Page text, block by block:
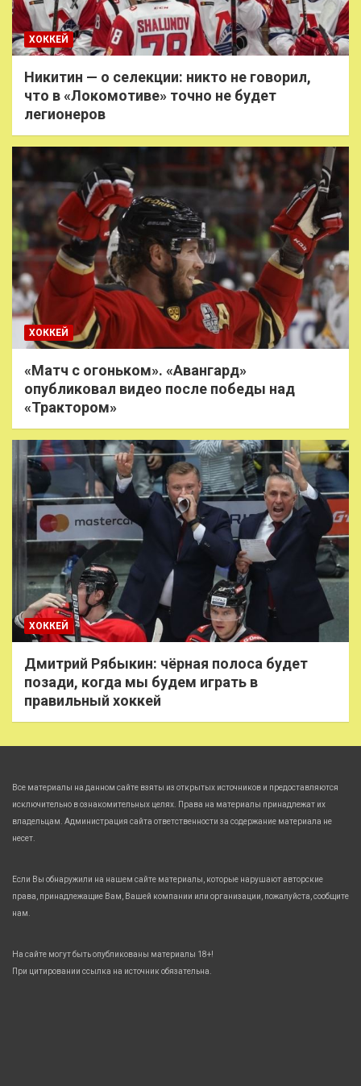
ХОККЕЙ
Никитин — о селекции: никто не говорил,
что в «Локомотиве» точно не будет
легионеров
ХОККЕЙ
«Матч с огоньком». «Авангард»
опубликовал видео после победы над
«Трактором»
ХОККЕЙ
Дмитрий Рябыкин: чёрная полоса будет
позади, когда мы будем играть в
правильный хоккей
Все материалы на данном сайте взяты из открытых источников и предоставляются
исключительно в ознакомительных целях. Права на материалы принадлежат их
владельцам. Администрация сайта ответственности за содержание материала не
несет.
Если Вы обнаружили на нашем сайте материалы, которые нарушают авторские
права, принадлежащие Вам, Вашей компании или организации, пожалуйста, сообщите
нам.
На сайте могут быть опубликованы материалы 18+!
При цитировании ссылка на источник обязательна.